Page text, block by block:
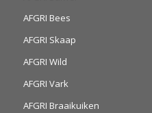
AFGRI Bees
AFGRI Skaap
AFGRI Wild
AFGRI Vark
AFGRI Braaikuiken